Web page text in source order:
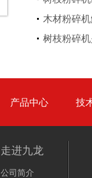
大型
木材粉碎
树枝粉碎
产品中心 技
走进九龙
公司简介